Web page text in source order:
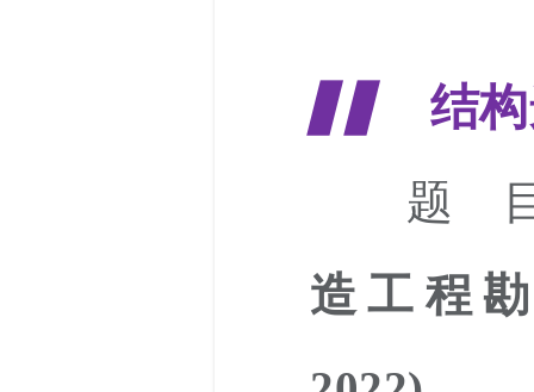
▋▋ 结
题 目
造工程